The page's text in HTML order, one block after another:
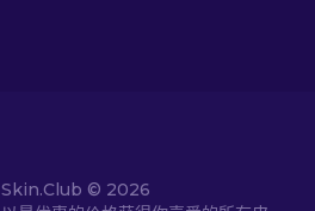
Skin.Club © 2026